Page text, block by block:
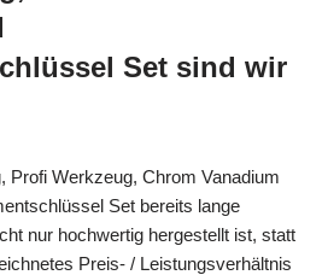
Set sind wir
Profi Werkzeug, Chrom Vanadium
Set bereits lange
nur hochwertig hergestellt ist, statt
Preis- / Leistungsverhältnis